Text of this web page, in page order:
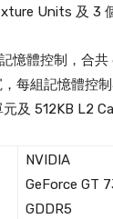
Units 及 3
憶體控制，合
每組記憶體控
及 512KB L2
NVIDIA
GeForce GT
GDDR5